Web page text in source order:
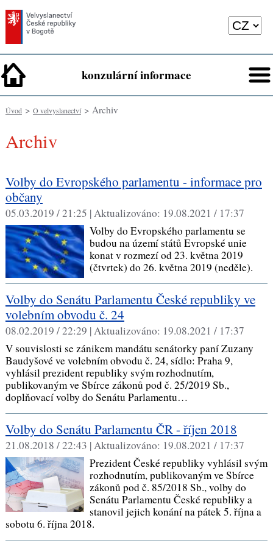
konzulární informace
Úvod> O velvyslanectví> Archiv
Archiv
Volby do Evropského parlamentu - informace pro
občany
05.03.2019 / 21:25 |Aktualizováno: 19.08.2021 / 17:37
Volby do Evropského parlamentu se
budou na území států Evropské unie
konat v rozmezí od 23. května 2019
(čtvrtek) do 26. května 2019 (neděle).
Volby do Senátu Parlamentu České republiky ve
volebním obvodu č. 24
08.02.2019 / 22:29 |Aktualizováno: 19.08.2021 / 17:37
V souvislosti se zánikem mandátu senátorky paní Zuzany
Baudyšové ve volebním obvodu č. 24, sídlo: Praha 9,
vyhlásil prezident republiky svým rozhodnutím,
publikovaným ve Sbírce zákonů pod č. 25/2019 Sb.,
doplňovací volby do Senátu Parlamentu…
Volby do Senátu Parlamentu ČR - říjen 2018
21.08.2018 / 22:43 |Aktualizováno: 19.08.2021 / 17:37
Prezident České republiky vyhlásil svým
rozhodnutím, publikovaným ve Sbírce
zákonů pod č. 85/2018 Sb., volby do
Senátu Parlamentu České republiky a
stanovil jejich konání na pátek 5. října a
sobotu 6. října 2018.